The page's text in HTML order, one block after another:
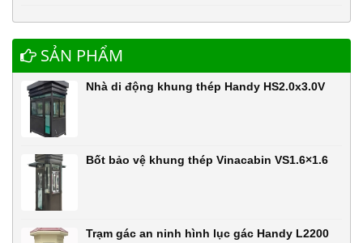
SẢN PHẨM
Nhà di động khung thép Handy HS2.0x3.0V
Bốt bảo vệ khung thép Vinacabin VS1.6×1.6
Trạm gác an ninh hình lục gác Handy L2200